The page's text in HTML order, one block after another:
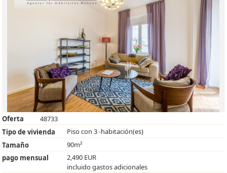
Oferta
48733
Tipo de vivienda
Piso con 3 -habitación(es)
Tamaño
90m²
pago mensual
2,490 EUR
incluido gastos adicionales